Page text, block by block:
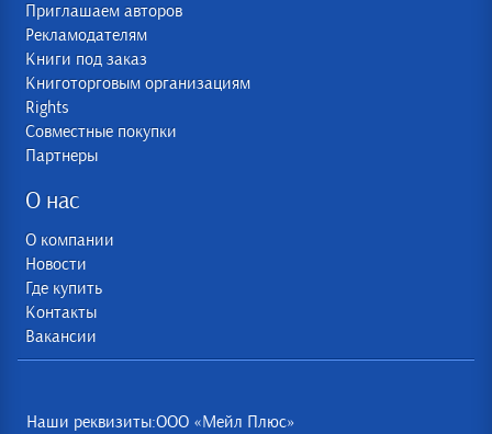
Приглашаем авторов
Рекламодателям
Книги под заказ
Книготорговым организациям
Rights
Совместные покупки
Партнеры
О нас
О компании
Новости
Где купить
Контакты
Вакансии
Наши реквизиты:ООО «Мейл Плюс»